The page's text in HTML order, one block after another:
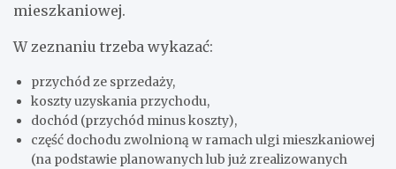
mieszkaniowej.
W zeznaniu trzeba wykazać:
przychód ze sprzedaży,
koszty uzyskania przychodu,
dochód (przychód minus koszty),
część dochodu zwolnioną w ramach ulgi mieszkaniowej
(na podstawie planowanych lub już zrealizowanych